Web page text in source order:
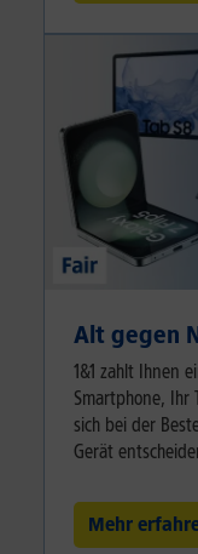
Alt gegen
1&1 zahlt Ihnen
Smartphone, Ihr
sich bei der
Gerät
Mehr